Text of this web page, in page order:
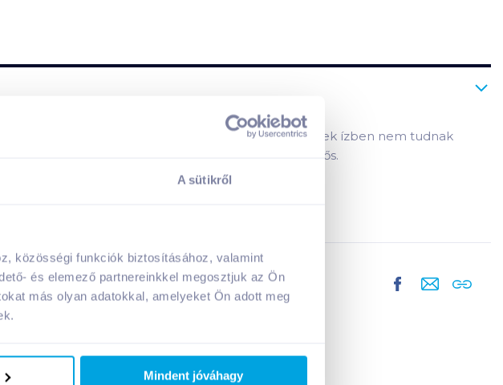
A sütikről
közösségi funkciók biztosításához, valamint
és elemező partnereinkkel megosztjuk az Ön
más olyan adatokkal, amelyeket Ön adott meg
Mindent jóváhagy
Adj hozzá termékeket!
különböző aroma anyagokat, amelyet más növények ízben nem tudnak
közöttük az A, B1, B2, és 1,6 mg karotin jelentős.
Megosztás